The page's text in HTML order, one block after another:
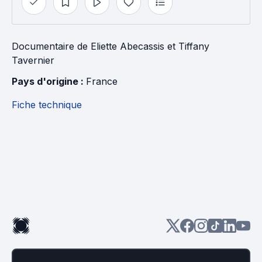
Documentaire de Eliette Abecassis et Tiffany
Tavernier
Pays d'origine : France
Fiche technique